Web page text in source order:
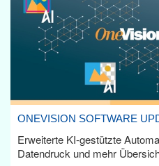
ONEVISION SOFTWARE
Erweiterte KI-gestützte
Datendruck und mehr